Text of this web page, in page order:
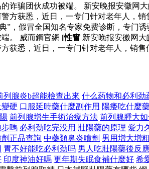
骗团伙成功被端。 新安晚报安徽网
获悉，近日，一专门针对老年人，销
”，假冒全国知名专家免费诊断，专
。 威而鋼官網 [性奮 新安晚报安徽网
悉，近日，一专门针对老年人，销
列腺炎b超能檢查出來 什么药物和必利劲
硬 口服延時藥什麼副作用 陽痿吃什麼
前列腺增生手術治療方法 前列腺腫大
嗎 必利劲吃完没用 壯陽藥的原理 愛力
正品查詢 中藥類鼻炎噴劑 男用增大增
胃不好能吃必利劲吗 男人吃壯陽藥後反
印度神油好嗎 更年期失眠食補什麼好 希